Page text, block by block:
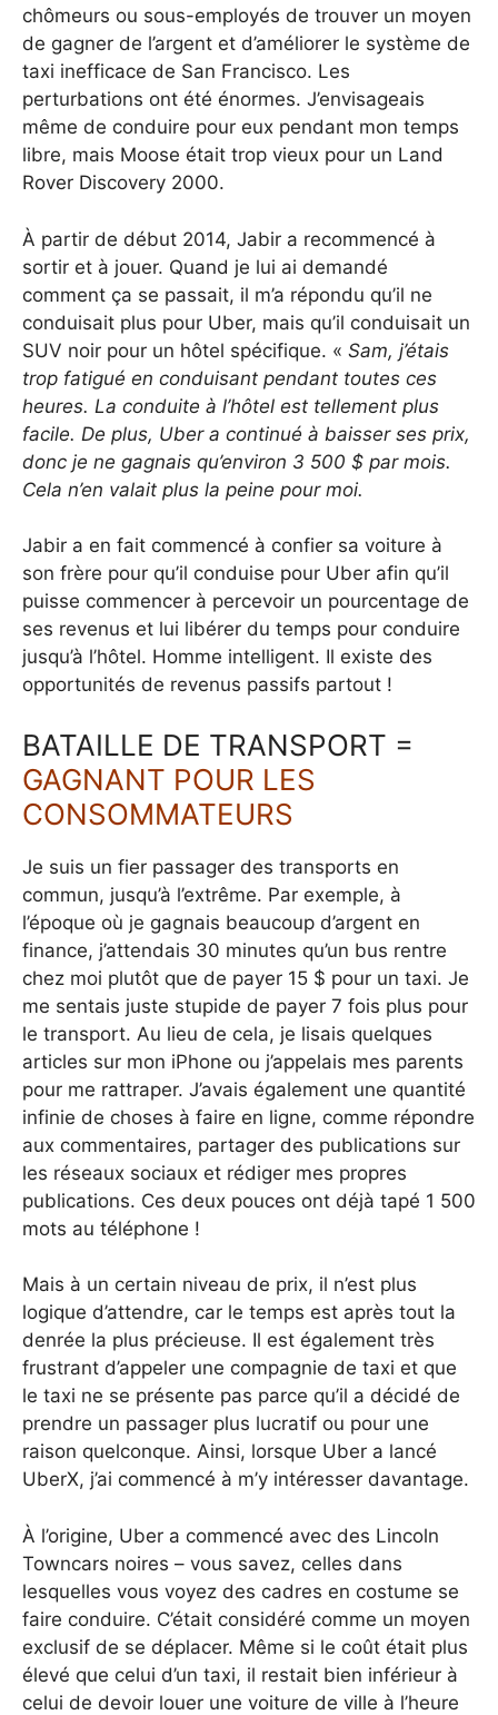
chômeurs ou sous-employés de trouver un moyen
de gagner de l’argent et d’améliorer le système de
taxi inefficace de San Francisco. Les
perturbations ont été énormes. J’envisageais
même de conduire pour eux pendant mon temps
libre, mais Moose était trop vieux pour un Land
Rover Discovery 2000.
À partir de début 2014, Jabir a recommencé à
sortir et à jouer. Quand je lui ai demandé
comment ça se passait, il m’a répondu qu’il ne
conduisait plus pour Uber, mais qu’il conduisait un
SUV noir pour un hôtel spécifique. « Sam, j’étais
trop fatigué en conduisant pendant toutes ces
heures. La conduite à l’hôtel est tellement plus
facile. De plus, Uber a continué à baisser ses prix,
donc je ne gagnais qu’environ 3 500 $ par mois.
Cela n’en valait plus la peine pour moi.
Jabir a en fait commencé à confier sa voiture à
son frère pour qu’il conduise pour Uber afin qu’il
puisse commencer à percevoir un pourcentage de
ses revenus et lui libérer du temps pour conduire
jusqu’à l’hôtel. Homme intelligent. Il existe des
opportunités de revenus passifs partout !
BATAILLE DE TRANSPORT =
GAGNANT POUR LES
CONSOMMATEURS
Je suis un fier passager des transports en
commun, jusqu’à l’extrême. Par exemple, à
l’époque où je gagnais beaucoup d’argent en
finance, j’attendais 30 minutes qu’un bus rentre
chez moi plutôt que de payer 15 $ pour un taxi. Je
me sentais juste stupide de payer 7 fois plus pour
le transport. Au lieu de cela, je lisais quelques
articles sur mon iPhone ou j’appelais mes parents
pour me rattraper. J’avais également une quantité
infinie de choses à faire en ligne, comme répondre
aux commentaires, partager des publications sur
les réseaux sociaux et rédiger mes propres
publications. Ces deux pouces ont déjà tapé 1 500
mots au téléphone !
Mais à un certain niveau de prix, il n’est plus
logique d’attendre, car le temps est après tout la
denrée la plus précieuse. Il est également très
frustrant d’appeler une compagnie de taxi et que
le taxi ne se présente pas parce qu’il a décidé de
prendre un passager plus lucratif ou pour une
raison quelconque. Ainsi, lorsque Uber a lancé
UberX, j’ai commencé à m’y intéresser davantage.
À l’origine, Uber a commencé avec des Lincoln
Towncars noires – vous savez, celles dans
lesquelles vous voyez des cadres en costume se
faire conduire. C’était considéré comme un moyen
exclusif de se déplacer. Même si le coût était plus
élevé que celui d’un taxi, il restait bien inférieur à
celui de devoir louer une voiture de ville à l’heure